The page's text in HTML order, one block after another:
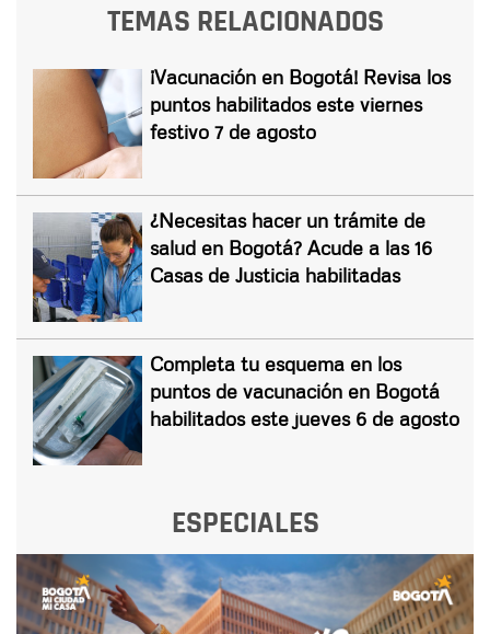
TEMAS RELACIONADOS
¡Vacunación en Bogotá! Revisa los
puntos habilitados este viernes
festivo 7 de agosto
¿Necesitas hacer un trámite de
salud en Bogotá? Acude a las 16
Casas de Justicia habilitadas
Completa tu esquema en los
puntos de vacunación en Bogotá
habilitados este jueves 6 de agosto
ESPECIALES